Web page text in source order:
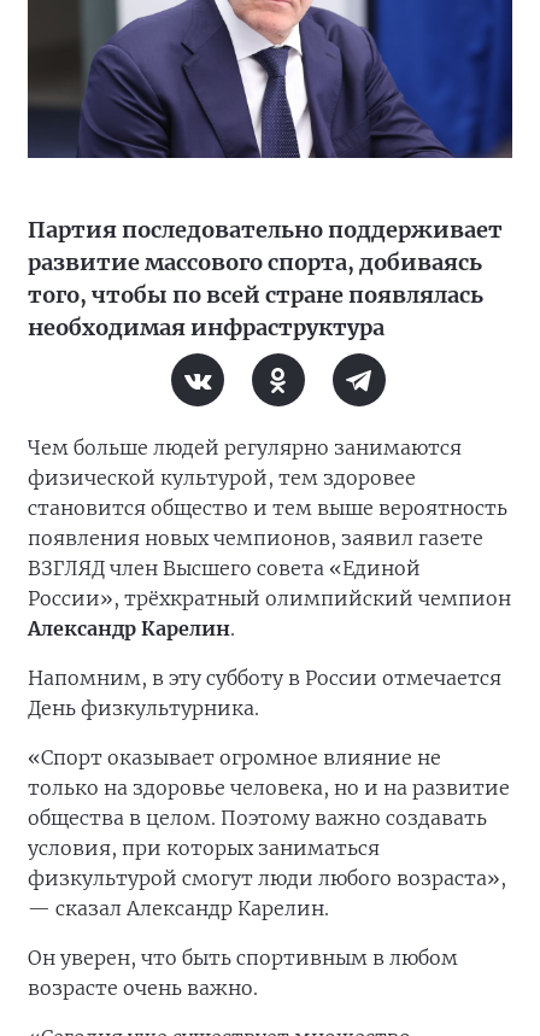
Партия последовательно поддерживает
развитие массового спорта, добиваясь
того, чтобы по всей стране появлялась
необходимая инфраструктура
Чем больше людей регулярно занимаются
физической культурой, тем здоровее
становится общество и тем выше вероятность
появления новых чемпионов, заявил газете
ВЗГЛЯД член Высшего совета «Единой
России», трёхкратный олимпийский чемпион
Александр Карелин.
Напомним, в эту субботу в России отмечается
День физкультурника.
«Спорт оказывает огромное влияние не
только на здоровье человека, но и на развитие
общества в целом. Поэтому важно создавать
условия, при которых заниматься
физкультурой смогут люди любого возраста»,
— сказал Александр Карелин.
Он уверен, что быть спортивным в любом
возрасте очень важно.